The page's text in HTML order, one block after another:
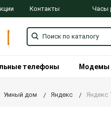
Контакты Часы
телефоны Модемы
Умный дом Яндекс Яндекс